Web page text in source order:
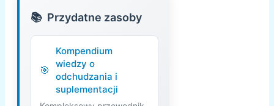
Przydatne zasoby
Kompendium
wiedzy o
odchudzania i
suplementacji